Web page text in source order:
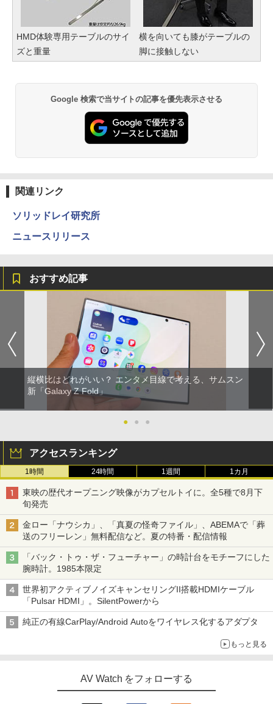
HMD体験専用テーブルのサイ
ズと重量
横を向いても膝がテーブルの
脚に接触しない
Google 検索で当サイトの記事を優先表示させる
関連リンク
ソリッドレイ研究所
ニュースリリース
おすすめ記事
縦横比はどれがいい？ エンタメ目線で考える、サムスン
新「Galaxy Z Fold」
● ● ●
アクセスランキング
1時間 24時間 1週間 1カ月
東映の歴代オープニング映像がカプセルトイに。全5種で8月下
旬発売
金ロー「ナウシカ」、「真夏の怪奇ファイル」、ABEMAで「葬
送のフリーレン」無料配信など。夏の特番・配信情報
「バック・トゥ・ザ・フューチャー」の時計台をモチーフにした
腕時計。1985本限定
世界初アクティブノイズキャンセリングII搭載HDMIケーブル
「Pulsar HDMI」。SilentPowerから
純正の有線CarPlay/Android Autoをワイヤレス化するアダプタ
もっと見る
AV Watch をフォローする